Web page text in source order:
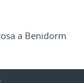
a Benidorm